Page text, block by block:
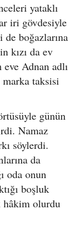
yataklı
iri gövdesiyle
boğazlarına
kızı da ev
Adnan adlı
taksisi
günün
Namaz
söylerdi.
da
oda onun
boşluk
hâkim olurdu